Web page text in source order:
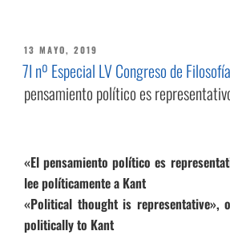
PUBLICADO
EL
13 MAYO, 2019
7I nº Especial LV Congreso de
pensamiento político es
«El pensamiento político es
lee políticamente a Kant
«Political thought is representative»,
politically to Kant